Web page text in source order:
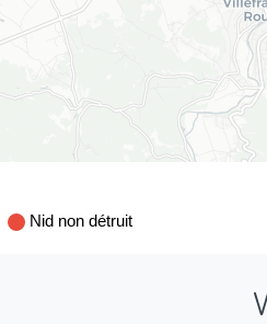
Nid non détruit